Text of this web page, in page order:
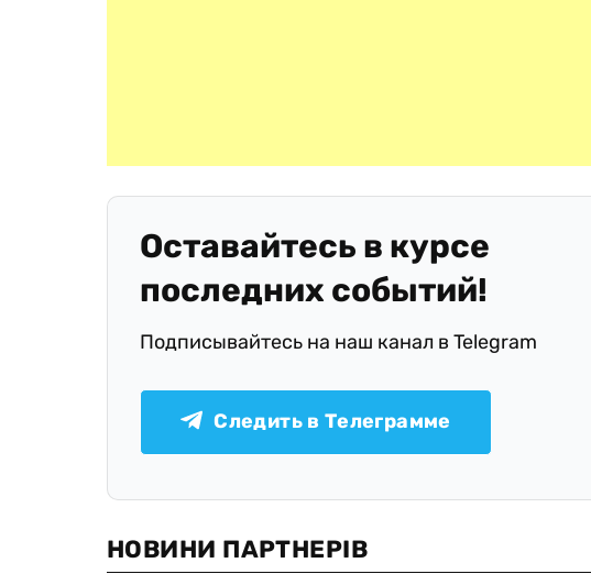
Оставайтесь в курсе
последних событий!
Подписывайтесь на наш канал в Telegram
Следить в Телеграмме